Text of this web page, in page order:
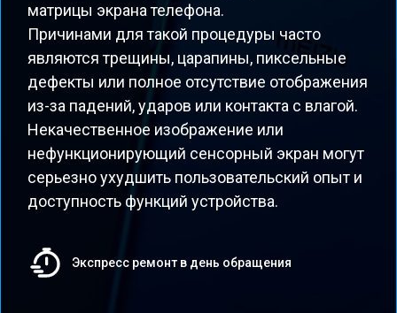
матрицы экрана телефона.
Причинами для такой процедуры часто
являются трещины, царапины, пиксельные
дефекты или полное отсутствие отображения
из-за падений, ударов или контакта с влагой.
Некачественное изображение или
нефункционирующий сенсорный экран могут
серьезно ухудшить пользовательский опыт и
доступность функций устройства.
Экспресс ремонт в день обращения